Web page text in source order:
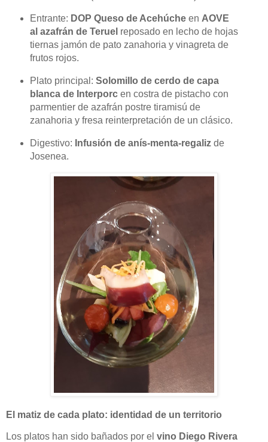
Entrante: DOP Queso de Acehúcheen AOVE
al azafrán de Teruel reposado en lecho de hojas
tiernas jamón de pato zanahoria y vinagreta de
frutos rojos.
Plato principal: Solomillo de cerdo de capa
blanca de Interporcen costra de pistacho con
parmentier de azafrán postre tiramisú de
zanahoria y fresa reinterpretación de un clásico.
Digestivo: Infusión de anís-menta-regalizde
Josenea.
El matiz de cada plato: identidad de un territorio
Los platos han sido bañados por el vino Diego Rivera